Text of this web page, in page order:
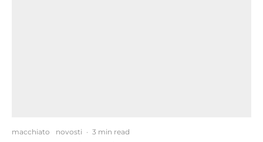
macchiato novosti · 3 min read